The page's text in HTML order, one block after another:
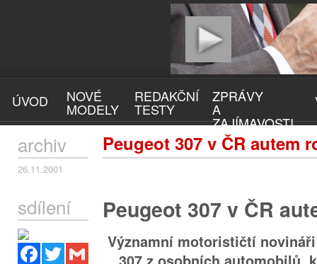
ÚVOD NOVÉ
MODELY
REDAKČNÍ
TESTY
ZPRÁVY
A
ZAJÍMAVOSTI
Peugeot 307 v ČR autem
archiv
26.11.2001
sdílení
Facebook
Twitter
Gmail
Peugeot 307 v ČR
Významní motorističtí